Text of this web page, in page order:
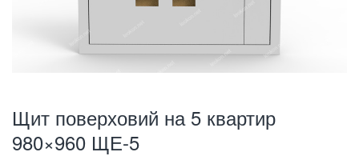
Щит поверховий на 5 квартир
980×960 ЩЕ-5